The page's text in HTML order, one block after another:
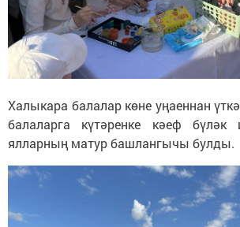
Халыкара балалар көне уңаеннан
балаларга күтәренке кәеф
ялларның матур башлангычы булды.